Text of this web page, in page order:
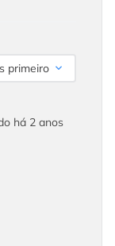
primeiro
há 2 anos